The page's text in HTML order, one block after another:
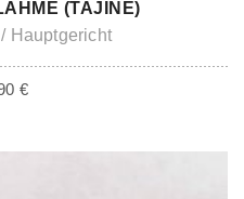
(TAJINE)
Hauptgericht
€